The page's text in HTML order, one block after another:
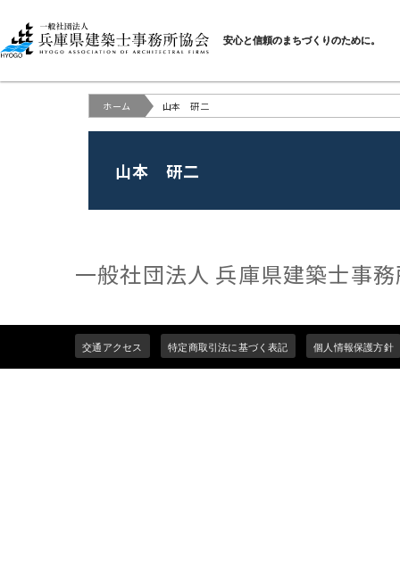
一般社団法人 兵庫県建
安心と信頼のまちづくりのために。
ホーム 山本 研二
山本 研二
一般社団法人 兵庫県建築士事
Footer
交通アクセス 特定商取引法に基づく表記 個人情報保護方針